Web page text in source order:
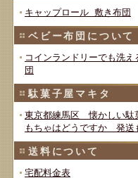
キャップロール 敷き布団
ベビー布団について
コインランドリーでも洗え
団
駄菓子屋マキタ
東京都練馬区 懐かしい
もちゃはどうですか 発送
送料について
宅配料金表